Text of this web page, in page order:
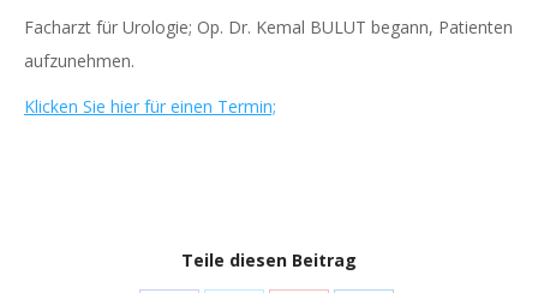
Facharzt für Urologie; Op. Dr. Kemal BULUT begann, Patienten
aufzunehmen.
Klicken Sie hier für einen Termin;
Teile diesen Beitrag